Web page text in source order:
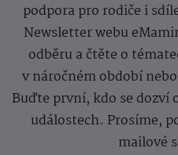
podpora pro rodiče i
Newsletter webu
odběru a čtěte o
v náročném období
Buďte první, kdo se dozví
událostech. Prosíme,
mailové